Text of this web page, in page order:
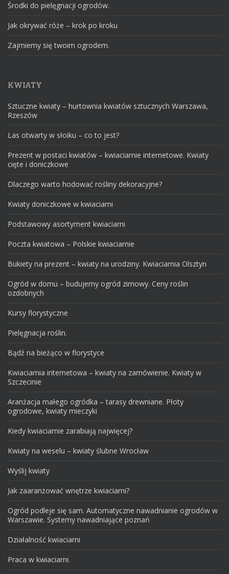
Środki do pielęgnacji ogrodów.
Jak okrywać róże – krok po kroku
Zajmiemy się twoim ogrodem.
KWIATY
Sztuczne kwiaty – hurtownia kwiatów sztucznych Warszawa,
Rzeszów
Las otwarty w słoiku – co to jest?
Prezent w postaci kwiatów – kwiaciarnie internetowe. Kwiaty
cięte i doniczkowe
Dlaczego warto hodować rośliny dekoracyjne?
Kwiaty doniczkowe w kwiaciarni
Podstawowy asortyment kwiaciarni
Poczta kwiatowa – Polskie kwiaciarnie
Bukiety na prezent – kwiaty na urodziny. Kwiaciarnia Olsztyn
Ogród w domu – budujemy ogród zimowy. Ceny roślin
ozdobnych
Kursy florystyczne
Pielęgnacja roślin.
Bądź na bieżąco w florystyce
Kwiaciarnia internetowa – kwiaty na zamówienie. Kwiaty w
Szczecinie
Aranżacja małego ogródka – tarasy drewniane. Płoty
ogrodowe, kwiaty mieczyki
Kiedy kwiaciarnie zarabiają najwięcej?
Kwiaty na weselu – kwiaty ślubne Wrocław
Wyślij kwiaty
Jak zaaranżować wnętrze kwiaciarni?
Ogród podleje się sam. Automatyczne nawadnianie ogrodów w
Warszawie. Systemy nawadniające poznań
Działalność kwiaciarni
Praca w kwiaciarni.